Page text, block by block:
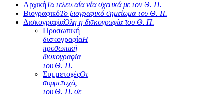
ΑρχικήΤα τελευταία νέα σχετικά με τον Θ. Π.
ΒιογραφικόΤο βιογραφικό σημείωμα του Θ. Π.
ΔισκογραφίαΌλη η δισκογραφία του Θ. Π.
Προσωπική
δισκογραφίαΗ
προσωπική
δισκογραφία
του Θ. Π.
ΣυμμετοχέςΟι
συμμετοχές
του Θ. Π. σε